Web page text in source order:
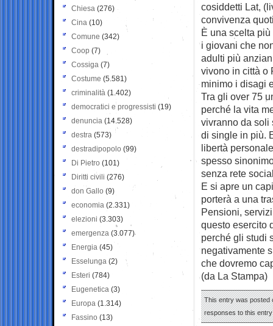
cosiddetti Lat,
convivenza
È una scelta
i giovani che
adulti più
vivono in città o
minimo i disagi
Tra gli over 75
perché la vita
vivranno da soli
di single in più.
libertà
spesso
senza rete
E si apre un
porterà a una
Pensioni,
questo esercito
perché gli studi
negativamente
che dovremo
(da La Stampa)
This entry was posted
responses to this
Chiesa (276)
Cina (10)
Comune (342)
Coop (7)
Cossiga (7)
Costume (5.581)
criminalità (1.402)
democratici e progressisti (19)
denuncia (14.528)
destra (573)
destradipopolo (99)
Di Pietro (101)
Diritti civili (276)
don Gallo (9)
economia (2.331)
elezioni (3.303)
emergenza (3.077)
Energia (45)
Esselunga (2)
Esteri (784)
Eugenetica (3)
Europa (1.314)
Fassino (13)